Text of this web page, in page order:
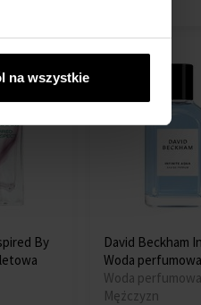
na wszystkie
By
David Beckham
Woda
Woda
Mężczyzn